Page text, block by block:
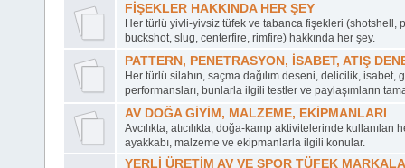
FİŞEKLER HAKKINDA HER ŞEY
Her türlü yivli-yivsiz tüfek ve tabanca fişekleri (shotshell,
buckshot, slug, centerfire, rimfire) hakkında her şey.
PATTERN, PENETRASYON, İSABET, ATIŞ
Her türlü silahın, saçma dağılım deseni, delicilik, isabet,
performansları, bunlarla ilgili testler ve paylaşımların
AV DOĞA GİYİM, MALZEME, EKİPMANLARI
Avcılıkta, atıcılıkta, doğa-kamp aktivitelerinde kullanılan
ayakkabı, malzeme ve ekipmanlarla ilgili konular.
YERLİ ÜRETİM AV VE SPOR TÜFEK